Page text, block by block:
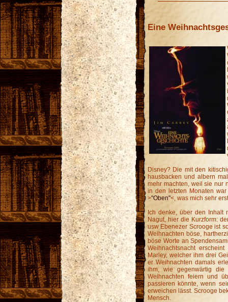
Eine
Disney? Die mit den
hausbacken und albern
mehr machten, weil sie nur
in den letzten Monaten
>"Oben"<, was mich sehr
Ich denke, über den Inhalt
Nagut, hier die Kurzform:
usw Ebenezer Scrooge ist
Weihnachten böse,
böse Worte an
Weihnachtsnacht
Marley, welcher ihm drei
er Weihnachten damals
ihm, wie gegenwärtig die
Weihnachten feiern und
passieren könnte, wenn
erweichen lässt. Scrooge
Mensch.